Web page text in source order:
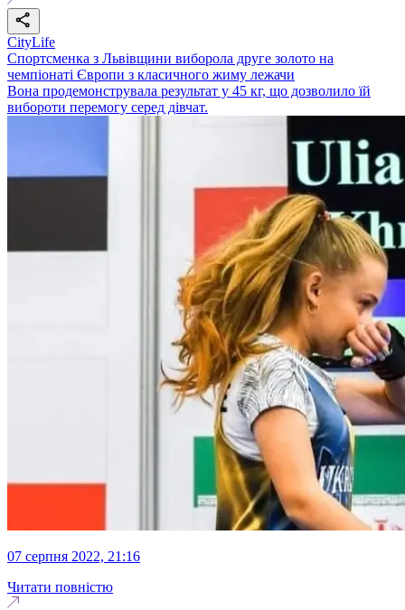
CityLife
Спортсменка з Львівщини виборола друге золото на
чемпіонаті Європи з класичного жиму лежачи
Вона продемонструвала результат у 45 кг, що дозволило їй
вибороти перемогу серед дівчат.
07 серпня 2022, 21:16
Читати повністю